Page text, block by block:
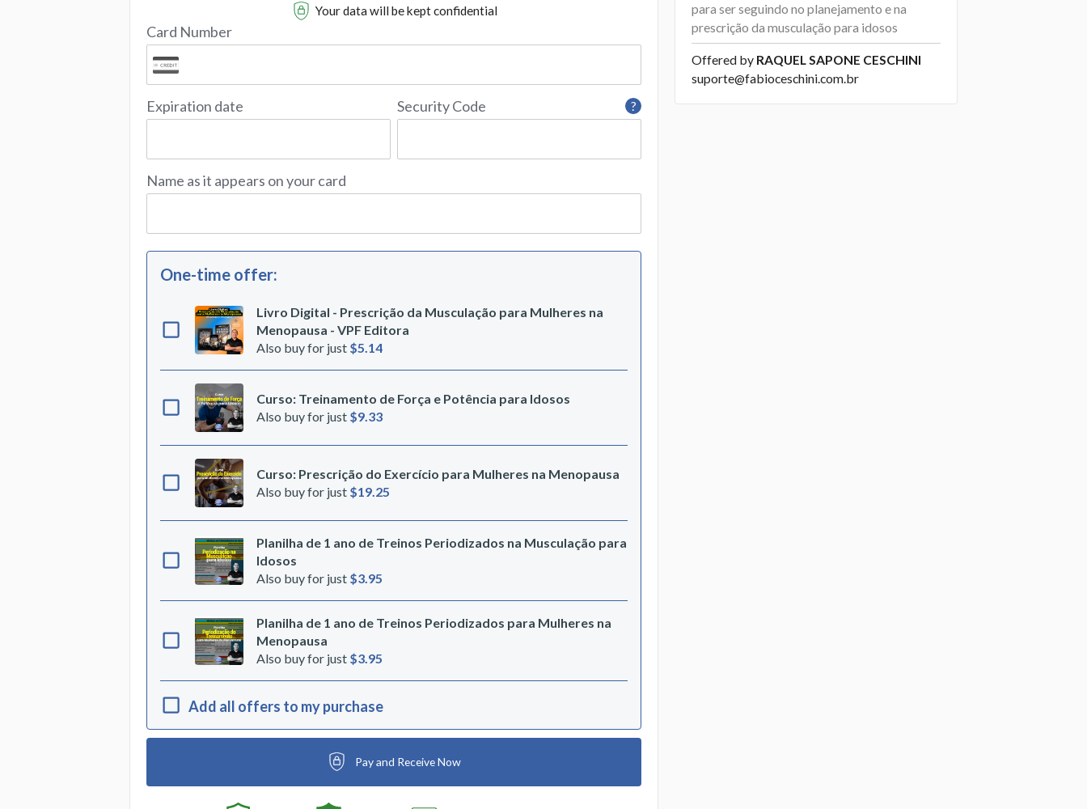
Your data will be kept confidential
Card Number
Expiration date ?
Security Code
Name as it appears on your card
One-time offer:
Livro Digital - Prescrição da Musculação para Mulheres na
Menopausa - VPF Editora
Also buy for just $5.14
Curso: Treinamento de Força e Potência para Idosos
Also buy for just $9.33
Curso: Prescrição do Exercício para Mulheres na Menopausa
Also buy for just $19.25
Planilha de 1 ano de Treinos Periodizados na Musculação para
Idosos
Also buy for just $3.95
Planilha de 1 ano de Treinos Periodizados para Mulheres na
Menopausa
Also buy for just $3.95
Add all offers to my purchase
Pay and Receive Now
para ser seguindo no planejamento e na
prescrição da musculação para idosos
Offered by RAQUEL SAPONE CESCHINI
suporte@fabioceschini.com.br